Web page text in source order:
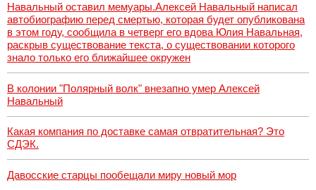
Навальный оставил мемуары.Алексей Навальный написал
автобиографию перед смертью, которая будет опубликована
в этом году, сообщила в четверг его вдова Юлия Навальная,
раскрыв существование текста, о существовании которого
знало только его ближайшее окружен
В колонии "Полярный волк" внезапно умер Алексей
Навальный
Какая компания по доставке самая отвратительная? Это
СДЭК.
Давосские старцы пообещали миру новый мор